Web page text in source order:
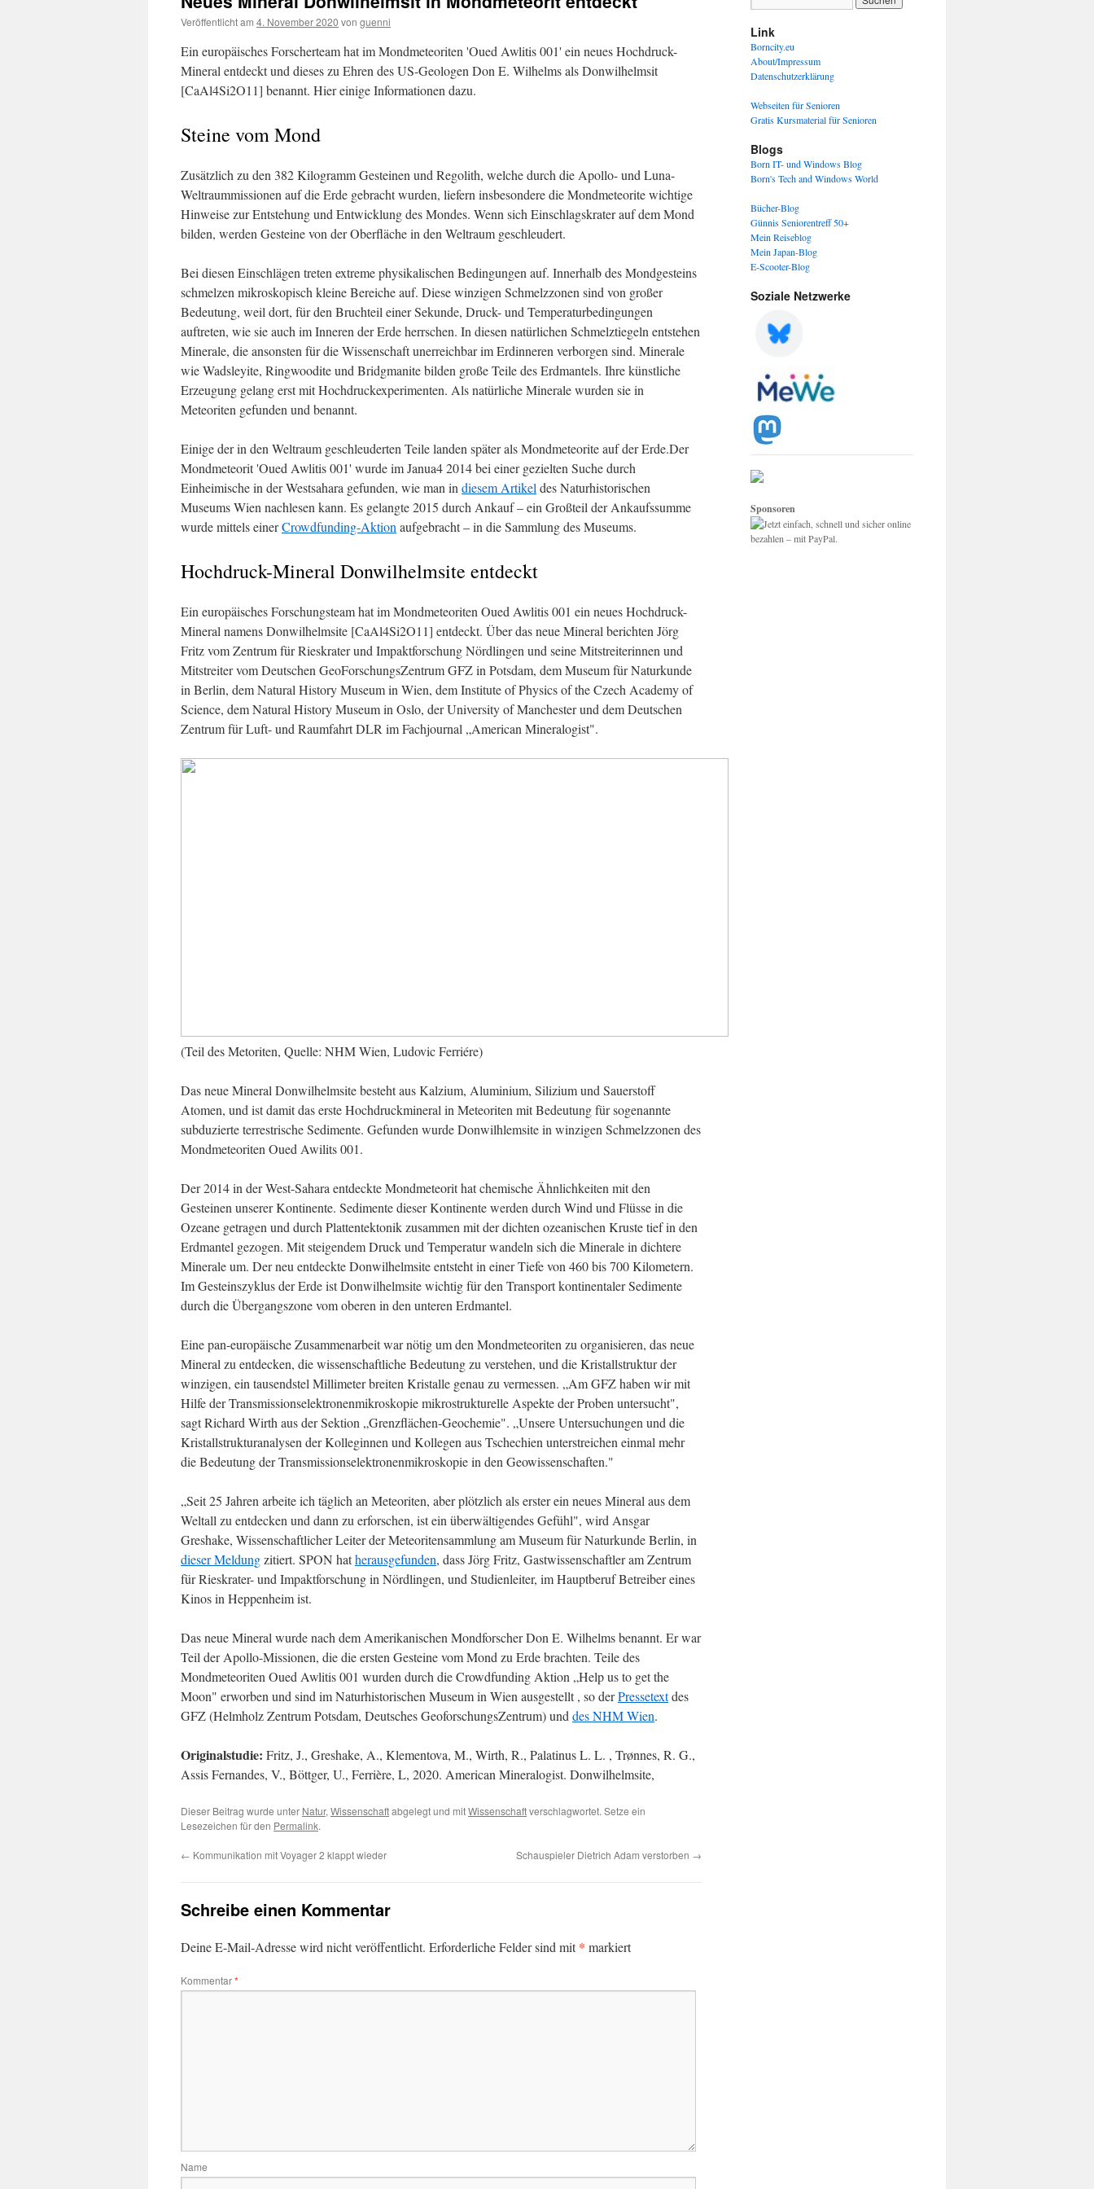
Veröffentlicht am 4. November 2020 von guenni
Ein europäisches Forscherteam hat im Mondmeteoriten 'Oued Awlitis 001' ein neues Hochdruck-
Mineral entdeckt und dieses zu Ehren des US-Geologen Don E. Wilhelms als Donwilhelmsit
[CaAl4Si2O11] benannt. Hier einige Informationen dazu.
Steine vom Mond
Zusätzlich zu den 382 Kilogramm Gesteinen und Regolith, welche durch die Apollo- und Luna-
Weltraummissionen auf die Erde gebracht wurden, liefern insbesondere die Mondmeteorite wichtige
Hinweise zur Entstehung und Entwicklung des Mondes. Wenn sich Einschlagskrater auf dem Mond
bilden, werden Gesteine von der Oberfläche in den Weltraum geschleudert.
Bei diesen Einschlägen treten extreme physikalischen Bedingungen auf. Innerhalb des Mondgesteins
schmelzen mikroskopisch kleine Bereiche auf. Diese winzigen Schmelzzonen sind von großer
Bedeutung, weil dort, für den Bruchteil einer Sekunde, Druck- und Temperaturbedingungen
auftreten, wie sie auch im Inneren der Erde herrschen. In diesen natürlichen Schmelztiegeln entstehen
Minerale, die ansonsten für die Wissenschaft unerreichbar im Erdinneren verborgen sind. Minerale
wie Wadsleyite, Ringwoodite und Bridgmanite bilden große Teile des Erdmantels. Ihre künstliche
Erzeugung gelang erst mit Hochdruckexperimenten. Als natürliche Minerale wurden sie in
Meteoriten gefunden und benannt.
Einige der in den Weltraum geschleuderten Teile landen später als Mondmeteorite auf der Erde.Der
Mondmeteorit 'Oued Awlitis 001' wurde im Janua4 2014 bei einer gezielten Suche durch
Einheimische in der Westsahara gefunden, wie man in diesem Artikel des Naturhistorischen
Museums Wien nachlesen kann. Es gelangte 2015 durch Ankauf – ein Großteil der Ankaufssumme
wurde mittels einerCrowdfunding-Aktion aufgebracht – in die Sammlung des Museums.
Hochdruck-Mineral Donwilhelmsite entdeckt
Ein europäisches Forschungsteam hat im Mondmeteoriten Oued Awlitis 001 ein neues Hochdruck-
Mineral namens Donwilhelmsite [CaAl4Si2O11] entdeckt. Über das neue Mineral berichten Jörg
Fritz vom Zentrum für Rieskrater und Impaktforschung Nördlingen und seine Mitstreiterinnen und
Mitstreiter vom Deutschen GeoForschungsZentrum GFZ in Potsdam, dem Museum für Naturkunde
in Berlin, dem Natural History Museum in Wien, dem Institute of Physics of the Czech Academy of
Science, dem Natural History Museum in Oslo, der University of Manchester und dem Deutschen
Zentrum für Luft- und Raumfahrt DLR im Fachjournal „American Mineralogist".
(Teil des Metoriten, Quelle: NHM Wien, Ludovic Ferriére)
Das neue Mineral Donwilhelmsite besteht aus Kalzium, Aluminium, Silizium und Sauerstoff
Atomen, und ist damit das erste Hochdruckmineral in Meteoriten mit Bedeutung für sogenannte
subduzierte terrestrische Sedimente. Gefunden wurde Donwilhlemsite in winzigen Schmelzzonen des
Mondmeteoriten Oued Awilits 001.
Der 2014 in der West-Sahara entdeckte Mondmeteorit hat chemische Ähnlichkeiten mit den
Gesteinen unserer Kontinente. Sedimente dieser Kontinente werden durch Wind und Flüsse in die
Ozeane getragen und durch Plattentektonik zusammen mit der dichten ozeanischen Kruste tief in den
Erdmantel gezogen. Mit steigendem Druck und Temperatur wandeln sich die Minerale in dichtere
Minerale um. Der neu entdeckte Donwilhelmsite entsteht in einer Tiefe von 460 bis 700 Kilometern.
Im Gesteinszyklus der Erde ist Donwilhelmsite wichtig für den Transport kontinentaler Sedimente
durch die Übergangszone vom oberen in den unteren Erdmantel.
Eine pan-europäische Zusammenarbeit war nötig um den Mondmeteoriten zu organisieren, das neue
Mineral zu entdecken, die wissenschaftliche Bedeutung zu verstehen, und die Kristallstruktur der
winzigen, ein tausendstel Millimeter breiten Kristalle genau zu vermessen. „Am GFZ haben wir mit
Hilfe der Transmissionselektronenmikroskopie mikrostrukturelle Aspekte der Proben untersucht",
sagt Richard Wirth aus der Sektion „Grenzflächen-Geochemie". „Unsere Untersuchungen und die
Kristallstrukturanalysen der Kolleginnen und Kollegen aus Tschechien unterstreichen einmal mehr
die Bedeutung der Transmissionselektronenmikroskopie in den Geowissenschaften."
„Seit 25 Jahren arbeite ich täglich an Meteoriten, aber plötzlich als erster ein neues Mineral aus dem
Weltall zu entdecken und dann zu erforschen, ist ein überwältigendes Gefühl", wird Ansgar
Greshake, Wissenschaftlicher Leiter der Meteoritensammlung am Museum für Naturkunde Berlin, in
dieser Meldungzitiert. SPON hatherausgefunden, dass Jörg Fritz, Gastwissenschaftler am Zentrum
für Rieskrater- und Impaktforschung in Nördlingen, und Studienleiter, im Hauptberuf Betreiber eines
Kinos in Heppenheim ist.
Das neue Mineral wurde nach dem Amerikanischen Mondforscher Don E. Wilhelms benannt. Er war
Teil der Apollo-Missionen, die die ersten Gesteine vom Mond zu Erde brachten. Teile des
Mondmeteoriten Oued Awlitis 001 wurden durch die Crowdfunding Aktion „Help us to get the
Moon" erworben und sind im Naturhistorischen Museum in Wien ausgestellt , so derPressetextdes
GFZ (Helmholz Zentrum Potsdam, Deutsches GeoforschungsZentrum) und des NHM Wien.
Originalstudie: Fritz, J., Greshake, A., Klementova, M., Wirth, R., Palatinus L. L. , Trønnes, R. G.,
Assis Fernandes, V., Böttger, U., Ferrière, L, 2020. American Mineralogist. Donwilhelmsite,
Dieser Beitrag wurde unter Natur, Wissenschaftabgelegt und mitWissenschaftverschlagwortet. Setze ein
Lesezeichen für den Permalink.
← Kommunikation mit Voyager 2 klappt wieder Schauspieler Dietrich Adam verstorben →
Schreibe einen Kommentar
Deine E-Mail-Adresse wird nicht veröffentlicht. Erforderliche Felder sind mit* markiert
Kommentar*
Name
Link
Borncity.eu
About/Impressum
Datenschutzerklärung
Webseiten für Senioren
Gratis Kursmaterial für Senioren
Blogs
Born IT- und Windows Blog
Born's Tech and Windows World
Bücher-Blog
Günnis Seniorentreff 50+
Mein Reiseblog
Mein Japan-Blog
E-Scooter-Blog
Soziale Netzwerke
Sponsoren